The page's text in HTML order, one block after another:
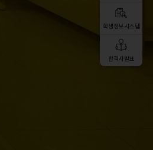
학생정보시스템
합격자발표